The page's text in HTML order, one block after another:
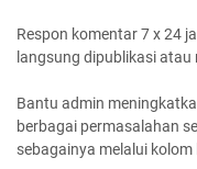
Respon komentar 7 x 24
langsung dipublikasi
Bantu admin
berbagai permasalahan
sebagainya melalui kolom